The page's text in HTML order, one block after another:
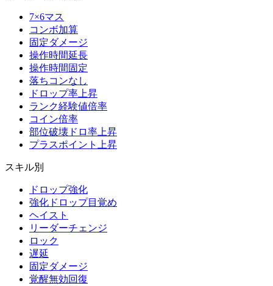
7×6マス
コンボ加算
固定ダメージ
操作時間延長
操作時間固定
落ちコンなし
ドロップ率上昇
ランク経験値倍率
コイン倍率
部位破壊ドロ率上昇
プラスポイント上昇
スキル別
ドロップ強化
強化ドロップ目覚め
ヘイスト
リーダーチェンジ
ロック
遅延
固定ダメージ
覚醒無効回復